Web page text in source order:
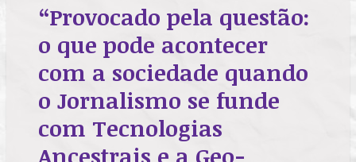
“Provocado pela questão:
o que pode acontecer
com a sociedade quando
o Jornalismo se funde
com Tecnologias
Ancestrais e a Geo-